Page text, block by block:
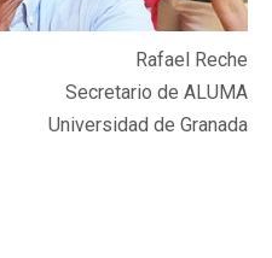
Rafael Reche
Secretario de ALUMA
Universidad de Granada